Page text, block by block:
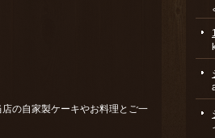
の自家製ケーキやお料理とご一